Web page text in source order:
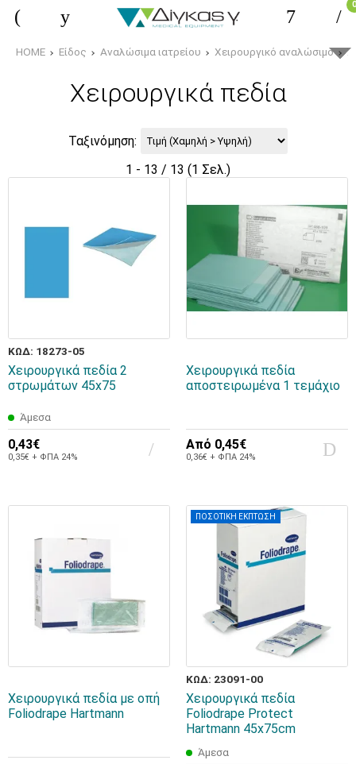
0
HOME Είδος Αναλώσιμα ιατρείου Χειρουργικό αναλώσιμο
Χειρουργικά πεδία
Ταξινόμηση:
1 - 13 / 13 (1 Σελ.)
ΚΩΔ: 18273-05
Χειρουργικά πεδία 2
στρωμάτων 45x75
Άμεσα
0,43€
0,35€ + ΦΠΑ 24%
Χειρουργικά πεδία
αποστειρωμένα 1 τεμάχιο
Από 0,45€
0,36€ + ΦΠΑ 24%
Χειρουργικά πεδία με οπή
Foliodrape Hartmann
ΠΟΣΟΤΙΚΗ ΕΚΠΤΩΣΗ
ΚΩΔ: 23091-00
Χειρουργικά πεδία
Foliodrape Protect
Hartmann 45x75cm
Άμεσα